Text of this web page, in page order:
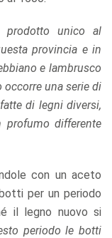
prodotto unico al
provincia e in
e lambrusco
occorre una serie di
di legni diversi,
differente
con un aceto
per un periodo
il legno nuovo si
periodo le botti